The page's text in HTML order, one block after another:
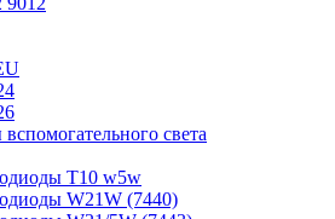
света
T10 w5w
W21W (7440)